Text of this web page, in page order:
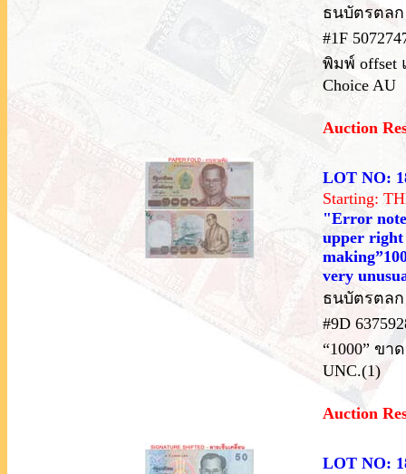
ธนบัตรตลก
#1F
พิมพ์ offset
Choice AU
Auction
LOT NO:
Starting:
"Error
upper
very
ธนบัตรตลก
#9D
“1000” ข
UNC.(1)
Auction
LOT NO: